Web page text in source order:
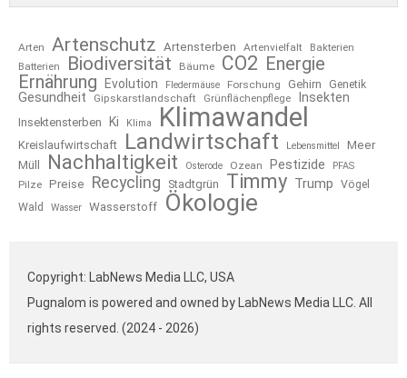
Arten Artenschutz Artensterben Artenvielfalt
Bakterien
Batterien
Biodiversität Bäume CO2 Energie
Ernährung
Evolution Fledermäuse Forschung Gehirn Genetik
Gesundheit Gipskarstlandschaft Grünflächenpflege Insekten
Insektensterben Ki Klima Klimawandel
Kreislaufwirtschaft Landwirtschaft Lebensmittel
Meer
Müll
Nachhaltigkeit Osterode Ozean Pestizide PFAS
Pilze Preise Recycling Stadtgrün Timmy Trump
Vögel
Wald
Wasser Wasserstoff Ökologie
Copyright: LabNews Media LLC, USA
Pugnalom is powered and owned by LabNews Media LLC. All
rights reserved. (2024 - 2026)